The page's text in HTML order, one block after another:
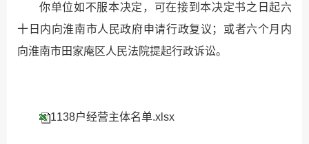
你单位如不服本决定，可在接到本决定书之日起六
十日内向淮南市人民政府申请行政复议；或者六个月内
向淮南市田家庵区人民法院提起行政诉讼。
1138户经营主体名单.xlsx